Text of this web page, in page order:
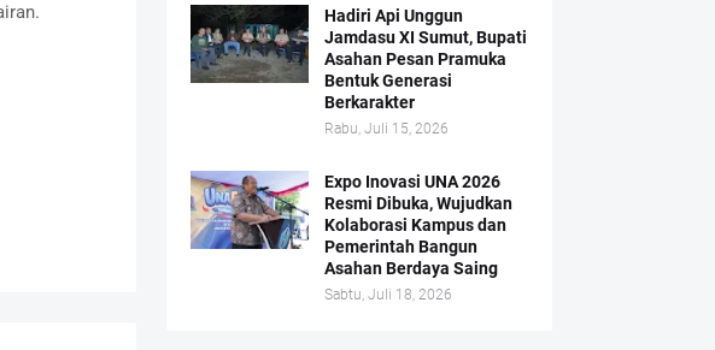
Hadiri Api Unggun
Jamdasu XI Sumut, Bupati
Asahan Pesan Pramuka
Bentuk Generasi
Berkarakter
Rabu, Juli 15, 2026
Expo Inovasi UNA 2026
Resmi Dibuka, Wujudkan
Kolaborasi Kampus dan
Pemerintah Bangun
Asahan Berdaya Saing
Sabtu, Juli 18, 2026